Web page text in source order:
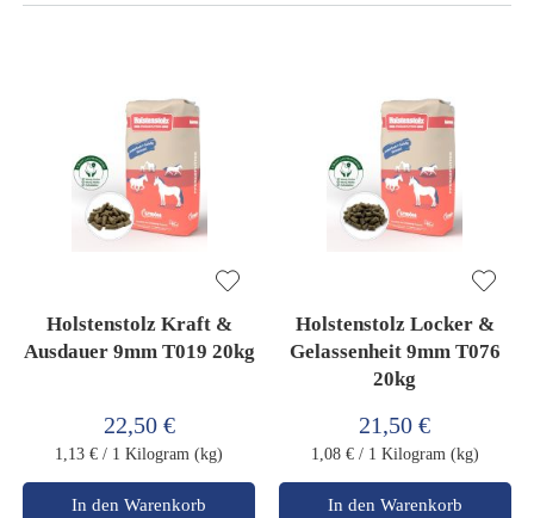
Holstenstolz Kraft &
Ausdauer 9mm T019 20kg
22,50 €
1,13 € / 1 Kilogram (kg)
In den Warenkorb
Holstenstolz Locker &
Gelassenheit 9mm T076
20kg
21,50 €
1,08 € / 1 Kilogram (kg)
In den Warenkorb